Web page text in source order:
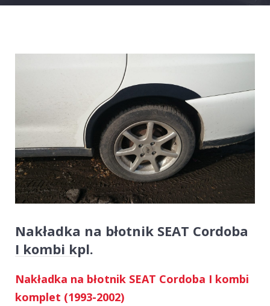
Nakładka na błotnik SEAT Cordoba
I kombi kpl.
Nakładka na błotnik SEAT Cordoba I kombi
komplet (1993-2002)